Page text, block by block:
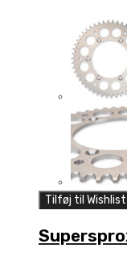
Tilføj til Wishlist